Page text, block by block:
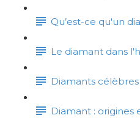
Qu’est-ce qu'un
Le diamant dans
Diamants célèbres
Diamant : origines